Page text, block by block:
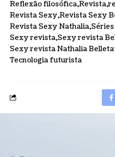
Reflexão filosófica Revista
Revista Sexy Revista Sexy
Revista Sexy Nathalia
Sexy revista Sexy revista
Sexy revista Nathalia
Tecnologia futurista